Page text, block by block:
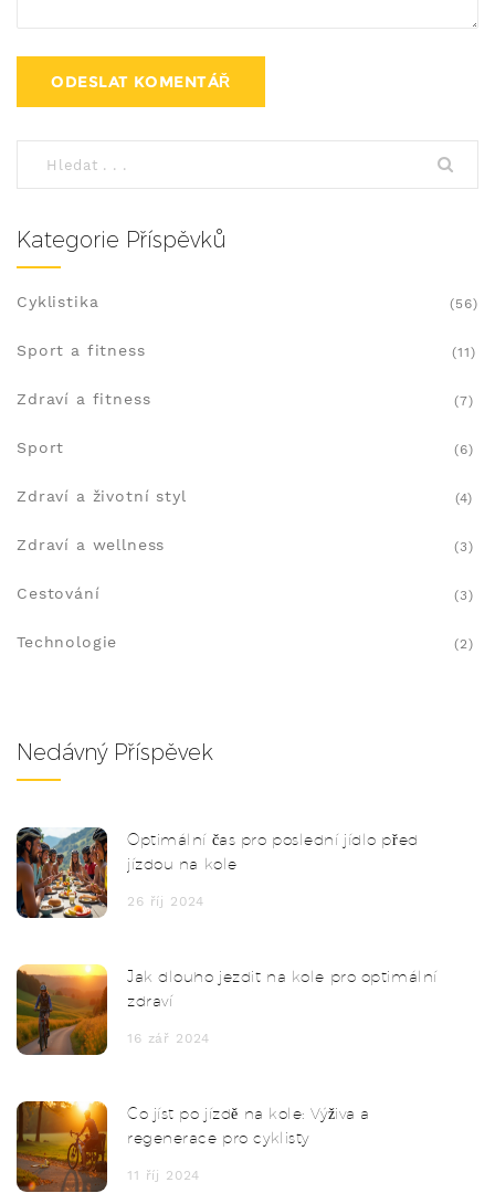
Kategorie Příspěvků
Cyklistika (56)
Sport a fitness (11)
Zdraví a fitness (7)
Sport (6)
Zdraví a životní styl (4)
Zdraví a wellness (3)
Cestování (3)
Technologie (2)
Nedávný Příspěvek
Optimální čas pro poslední jídlo před
jízdou na kole
26 říj 2024
Jak dlouho jezdit na kole pro optimální
zdraví
16 zář 2024
Co jíst po jízdě na kole: Výživa a
regenerace pro cyklisty
11 říj 2024